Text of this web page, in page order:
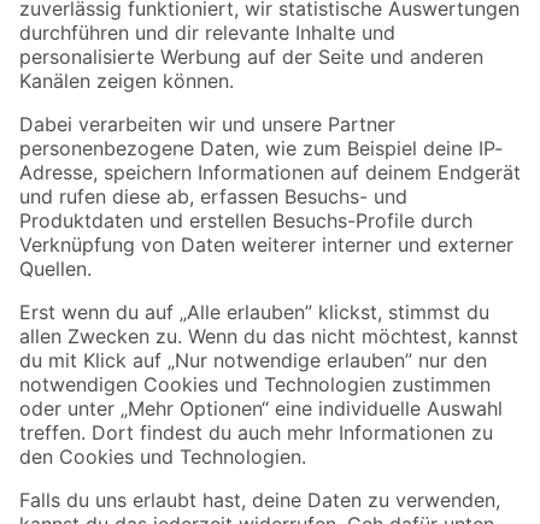
Zur Newsletter Anmeldung
Folge uns
Zahlungsarten Versandarten
Sicher einkaufen
Jetzt die toom-App herunterladen